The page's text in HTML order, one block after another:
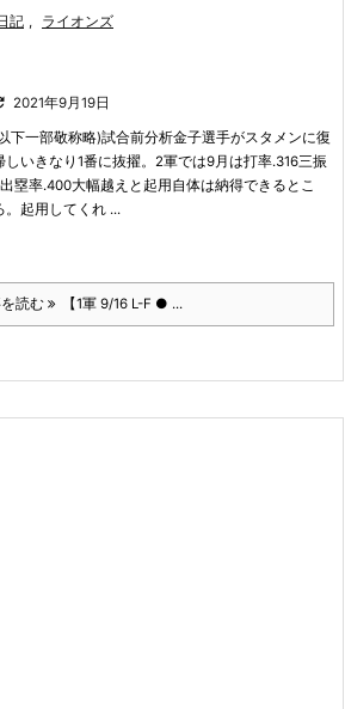
記 , ライオンズ
2021年9月19日
下一部敬称略)試合前分析金子選手がスタメンに復
しいきなり1番に抜擢。 2軍では9月は打率.316三振
出塁率.400大幅越え と起用自体は納得できるとこ
。起用してくれ ...
読む 【1軍 9/16 L-F ● ...